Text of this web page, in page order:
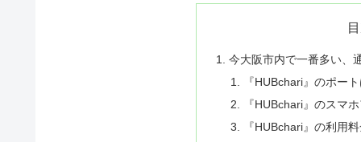
今大阪市内で一番多い、
『HUBchari』のポー
『HUBchari』のスマ
『HUBchari』の利用